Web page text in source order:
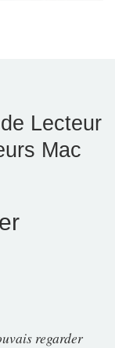
Lecteur
Mac
regarder